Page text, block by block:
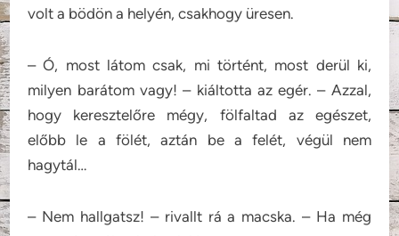
volt a bödön a helyén, csakhogy üresen.
– Ó, most látom csak, mi történt, most derül ki,
milyen barátom vagy! – kiáltotta az egér. – Azzal,
hogy keresztelőre mégy, fölfaltad az egészet,
előbb le a fölét, aztán be a felét, végül nem
hagytál…
– Nem hallgatsz! – rivallt rá a macska. – Ha még